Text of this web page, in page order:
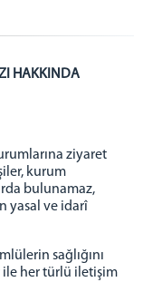
HAKKINDA
ziyaret
kurum
bulunamaz,
yasal ve idarî
sağlığını
her türlü iletişim